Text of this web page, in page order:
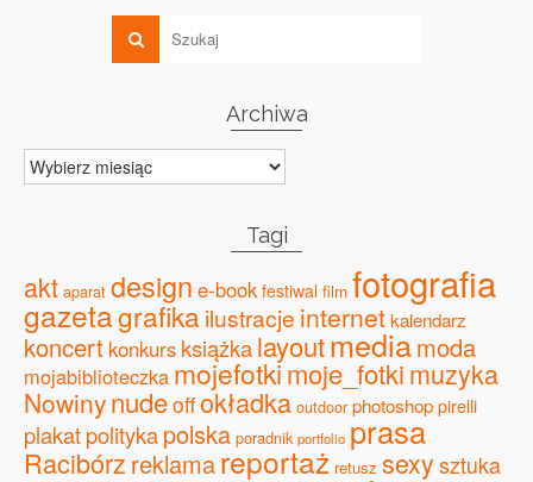
Archiwa
Archiwa
Tagi
akt aparat design e-book festiwal film fotografia
gazetagrafikailustracje internetkalendarz
koncert konkurs książkalayoutmediamoda
mojabiblioteczka mojefotkimoje_fotkimuzyka
Nowinynudeoffokładka outdoor photoshoppirelli
plakatpolitykapolska poradnik portfolio prasa
Racibórz reklamareportaż retusz sexy sztuka